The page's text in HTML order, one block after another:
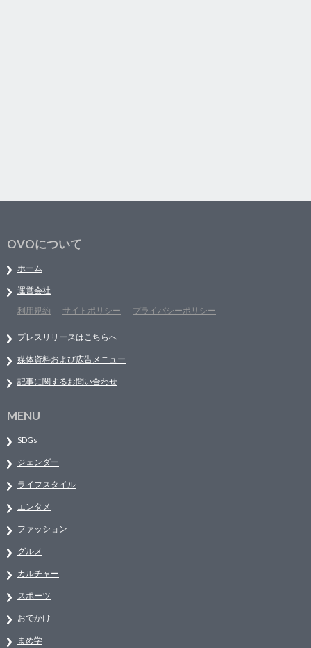
OVOについて
ホーム
運営会社
利用規約
サイトポリシー プライバシーポリシー
プレスリリースはこちらへ
媒体資料および広告メニュー
記事に関するお問い合わせ
MENU
SDGs
ジェンダー
ライフスタイル
エンタメ
ファッション
グルメ
カルチャー
スポーツ
おでかけ
まめ学